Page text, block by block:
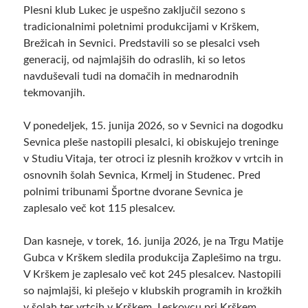
Plesni klub Lukec je uspešno zaključil sezono s
tradicionalnimi poletnimi produkcijami v Krškem,
Brežicah in Sevnici. Predstavili so se plesalci vseh
generacij, od najmlajših do odraslih, ki so letos
navduševali tudi na domačih in mednarodnih
tekmovanjih.
V ponedeljek, 15. junija 2026, so v Sevnici na dogodku
Sevnica pleše nastopili plesalci, ki obiskujejo treninge
v Studiu Vitaja, ter otroci iz plesnih krožkov v vrtcih in
osnovnih šolah Sevnica, Krmelj in Studenec. Pred
polnimi tribunami Športne dvorane Sevnica je
zaplesalo več kot 115 plesalcev.
Dan kasneje, v torek, 16. junija 2026, je na Trgu Matije
Gubca v Krškem sledila produkcija Zaplešimo na trgu.
V Krškem je zaplesalo več kot 245 plesalcev. Nastopili
so najmlajši, ki plešejo v klubskih programih in krožkih